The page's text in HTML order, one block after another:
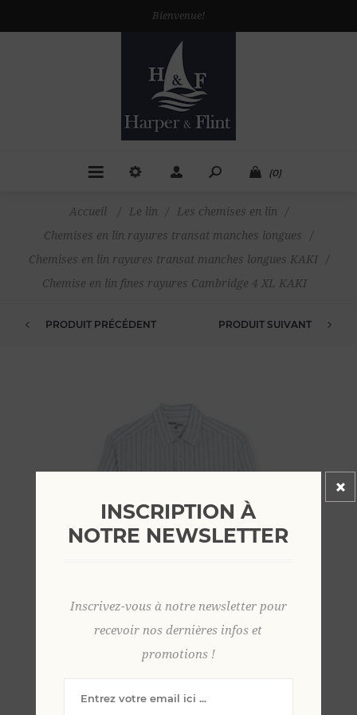
Bienvenue!
(0)
Accueil / Le lin / Les chemises en lin
/
Chemises en lin rayures transat manches longues
/
Chemises en lin rayures transat manches longues KAKI
/
Chemise en lin fines rayures Cambridge 4 XL KAKI
PRODUIT PRÉCÉDENT PRODUIT SUIVANT
INSCRIPTION À
NOTRE NEWSLETTER
Inscrivez-vous à notre newsletter pour
recevoir nos dernières infos et
promotions !